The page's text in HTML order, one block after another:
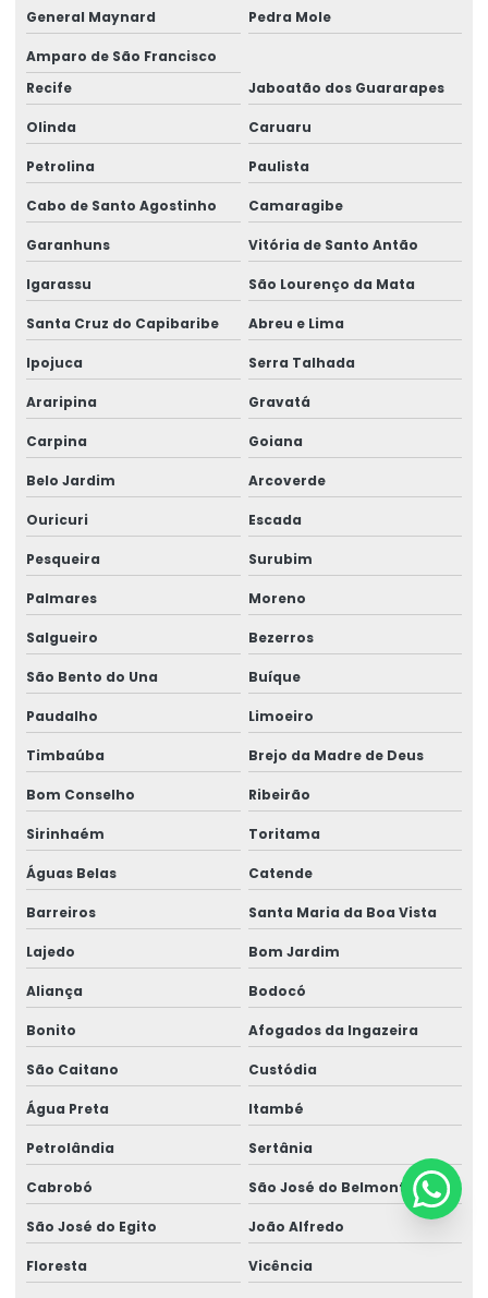
General Maynard Pedra Mole
Amparo de São Francisco
Recife
Jaboatão dos Guararapes
Olinda Caruaru
Petrolina Paulista
Cabo de Santo Agostinho Camaragibe
Garanhuns Vitória de Santo Antão
Igarassu São Lourenço da Mata
Santa Cruz do Capibaribe Abreu e Lima
Ipojuca Serra Talhada
Araripina Gravatá
Carpina Goiana
Belo Jardim Arcoverde
Ouricuri Escada
Pesqueira Surubim
Palmares Moreno
Salgueiro Bezerros
São Bento do Una Buíque
Paudalho Limoeiro
Timbaúba Brejo da Madre de Deus
Bom Conselho Ribeirão
Sirinhaém Toritama
Águas Belas Catende
Barreiros Santa Maria da Boa Vista
Lajedo Bom Jardim
Aliança Bodocó
Bonito Afogados da Ingazeira
São Caitano Custódia
Água Preta Itambé
Petrolândia Sertânia
Cabrobó São José do Belmonte
São José do Egito João Alfredo
Floresta Vicência